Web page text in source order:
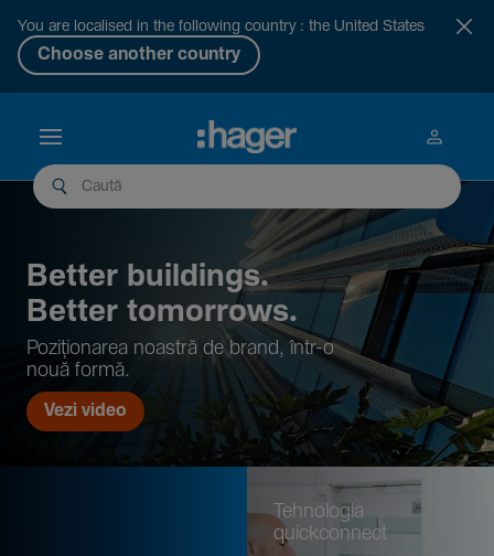
You are localised in the following country : the United States
Choose another country
Better buil­dings.
Better tomor­rows.
Pozi­țio­narea noastră de brand, într-o
nouă formă.
Vezi video
Tehno­logia
quickconnect